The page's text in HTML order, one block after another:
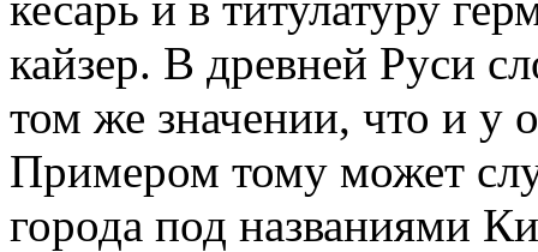
кайзер. В древней Руси
том же значении, что и у
Примером тому может
города под названиями